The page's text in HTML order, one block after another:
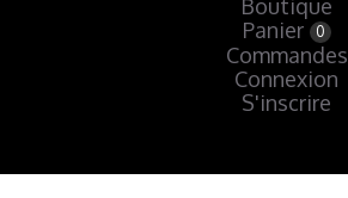
Boutique
Panier
0
Commandes
Connexion
S'inscrire